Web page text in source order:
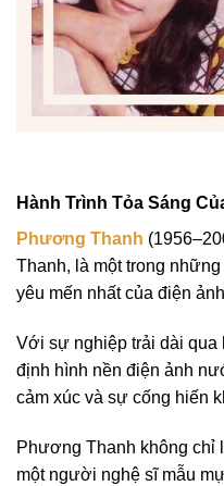
Hành Trình Tỏa Sáng
Phương Thanh
Thanh, là một trong
yêu mến nhất của điện
Với sự nghiệp trải dài qua
định hình nền điện ảnh
cảm xúc và sự cống hiến
Phương Thanh không chỉ
một người nghệ sĩ mẫu